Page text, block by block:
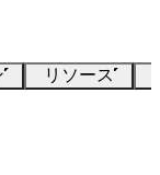
リソース